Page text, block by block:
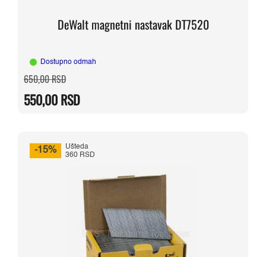
DeWalt magnetni nastavak DT7520
Dostupno odmah
650,00RSDOriginalna
cena
bila:
650,00 RSD.
550,00RSD
Trenutna
cena
550,00 RSD.
-15%
Ušteda
360 RSD